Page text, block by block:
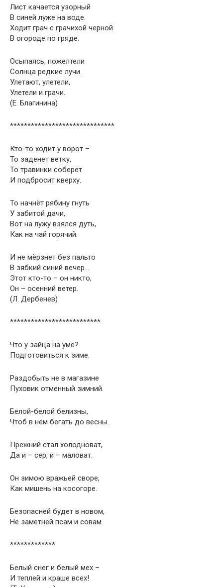
Лист качается узорный
В синей луже на воде.
Ходит грач с грачихой черной
В огороде по гряде.
Осыпаясь, пожелтели
Солнца редкие лучи.
Улетают, улетели,
Улетели и грачи.
(Е. Благинина)
******************************
Кто-то ходит у ворот –
То заденет ветку,
То травинки соберёт
И подбросит кверху.
То начнёт рябину гнуть
У забитой дачи,
Вот на лужу взялся дуть,
Как на чай горячий.
И не мёрзнет без пальто
В зябкий синий вечер…
Этот кто-то – он никто,
Он – осенний ветер.
(Л. Дербенев)
**************************
Что у зайца на уме?
Подготовиться к зиме.
Раздобыть не в магазине
Пуховик отменный зимний.
Белой-белой белизны,
Чтоб в нём бегать до весны.
Прежний стал холодноват,
Да и – сер, и – маловат.
Он зимою вражьей своре,
Как мишень на косогоре.
Безопасней будет в новом,
Не заметней псам и совам.
*************
Белый снег и белый мех –
И теплей и краше всех!